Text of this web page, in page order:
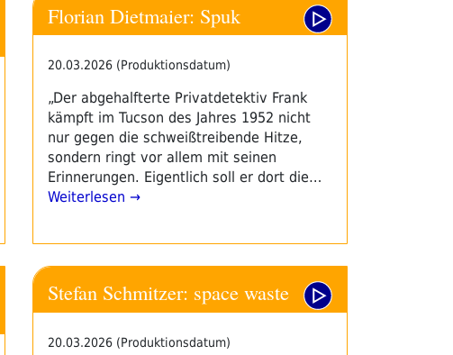
Florian Dietmaier: Spuk
20.03.2026 (Produktionsdatum)
„Der abgehalfterte Privatdetektiv Frank
kämpft im Tucson des Jahres 1952 nicht
nur gegen die schweißtreibende Hitze,
sondern ringt vor allem mit seinen
Erinnerungen. Eigentlich soll er dort die…
Weiterlesen →
Stefan Schmitzer: space waste
20.03.2026 (Produktionsdatum)